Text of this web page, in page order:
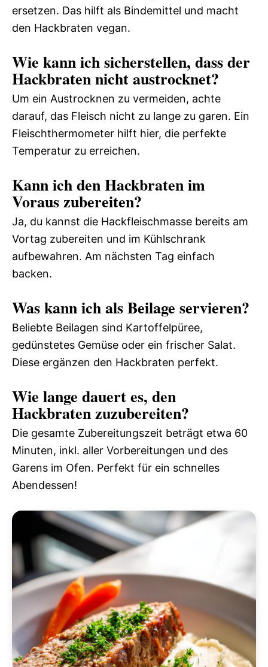
ersetzen. Das hilft als Bindemittel und macht
den Hackbraten vegan.
Wie kann ich sicherstellen, dass der
Hackbraten nicht austrocknet?
Um ein Austrocknen zu vermeiden, achte
darauf, das Fleisch nicht zu lange zu garen. Ein
Fleischthermometer hilft hier, die perfekte
Temperatur zu erreichen.
Kann ich den Hackbraten im
Voraus zubereiten?
Ja, du kannst die Hackfleischmasse bereits am
Vortag zubereiten und im Kühlschrank
aufbewahren. Am nächsten Tag einfach
backen.
Was kann ich als Beilage servieren?
Beliebte Beilagen sind Kartoffelpüree,
gedünstetes Gemüse oder ein frischer Salat.
Diese ergänzen den Hackbraten perfekt.
Wie lange dauert es, den
Hackbraten zuzubereiten?
Die gesamte Zubereitungszeit beträgt etwa 60
Minuten, inkl. aller Vorbereitungen und des
Garens im Ofen. Perfekt für ein schnelles
Abendessen!